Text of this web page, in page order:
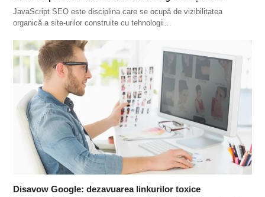
JavaScript SEO este disciplina care se ocupă de vizibilitatea
organică a site-urilor construite cu tehnologii…
Disavow Google: dezavuarea linkurilor toxice